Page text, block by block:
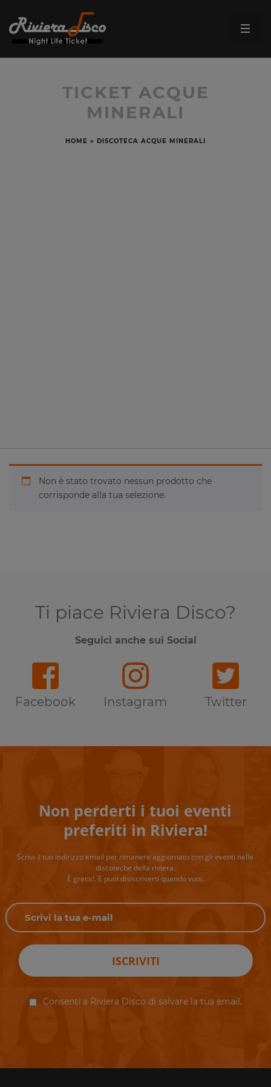
TICKET ACQUE
MINERALI
HOME » DISCOTECA ACQUE MINERALI
Non è stato trovato nessun prodotto che
corrisponde alla tua selezione.
Ti piace Riviera Disco?
Seguici anche sui Social
Facebook Instagram Twitter
Non perderti i tuoi eventi
preferiti in Riviera!
Scrivi il tuo indirizzo email per rimanere aggiornato con gli eventi nelle
discoteche della riviera.
È gratis!. E puoi disiscriverti quando vuoi.
ISCRIVITI
Consenti a Riviera Disco di salvare la tua email.